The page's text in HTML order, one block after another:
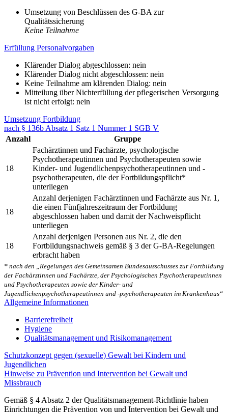
Umsetzung von Beschlüssen des G-BA zur
Qualitätssicherung
Keine Teilnahme
Erfüllung Personalvorgaben
Klärender Dialog abgeschlossen: nein
Klärender Dialog nicht abgeschlossen: nein
Keine Teilnahme am klärenden Dialog: nein
Mitteilung über Nichterfüllung der pflegerischen Versorgung
ist nicht erfolgt: nein
Umsetzung Fortbildung
nach § 136b Absatz 1 Satz 1 Nummer 1 SGB V
Anzahl
Gruppe
18
Fachärztinnen und Fachärzte, psychologische
Psychotherapeutinnen und Psychotherapeuten sowie
Kinder- und Jugendlichenpsychotherapeutinnen und -
psychotherapeuten, die der Fortbildungspflicht*
unterliegen
18
Anzahl derjenigen Fachärztinnen und Fachärzte aus Nr. 1,
die einen Fünfjahreszeitraum der Fortbildung
abgeschlossen haben und damit der Nachweispflicht
unterliegen
18
Anzahl derjenigen Personen aus Nr. 2, die den
Fortbildungsnachweis gemäß § 3 der G-BA-Regelungen
erbracht haben
* nach den „Regelungen des Gemeinsamen Bundesausschusses zur Fortbildung
der Fachärztinnen und Fachärzte, der Psychologischen Psychotherapeutinnen
und Psychotherapeuten sowie der Kinder- und
Jugendlichenpsychotherapeutinnen und -psychotherapeuten im Krankenhaus“
Allgemeine Informationen
Barrierefreiheit
Hygiene
Qualitätsmanagement und Risikomanagement
Schutzkonzept gegen (sexuelle) Gewalt bei Kindern und
Jugendlichen
Hinweise zu Prävention und Intervention bei Gewalt und
Missbrauch
Gemäß § 4 Absatz 2 der Qualitätsmanagement-Richtlinie haben
Einrichtungen die Prävention von und Intervention bei Gewalt und